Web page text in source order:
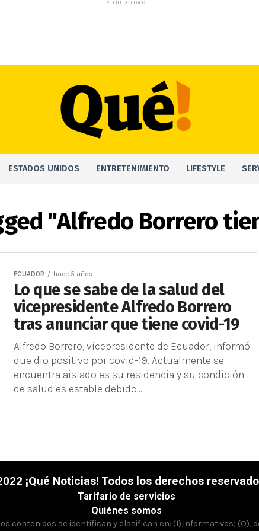
PUBLICIDAD
ESTADOS UNIDOS ENTRETENIMIENTO LIFESTYLE
"Alfredo Borrero
ECUADOR hace 5 años
Lo que se sabe de la salud del
vicepresidente Alfredo Borrero
tras anunciar que tiene covid-19
Alfredo Borrero, vicepresidente de Ecuador, informó
que dio positivo por covid-19. Actualmente se
encuentra aislado es su residencia y su condición
de salud es estable debido...
¡Qué Noticias! Todos los derechos
Tarifario de servicios
Quiénes somos
contenidos se identifican y clasifican en: (I),informativos;